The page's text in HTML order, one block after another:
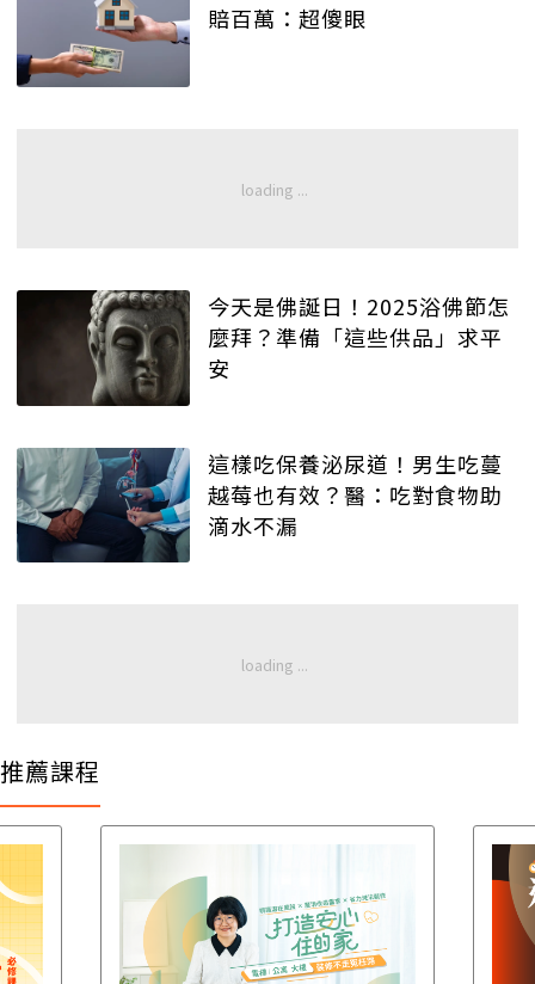
賠百萬：超傻眼
今天是佛誕日！2025浴佛節怎
麼拜？準備「這些供品」求平
安
這樣吃保養泌尿道！男生吃蔓
越莓也有效？醫：吃對食物助
滴水不漏
推薦課程